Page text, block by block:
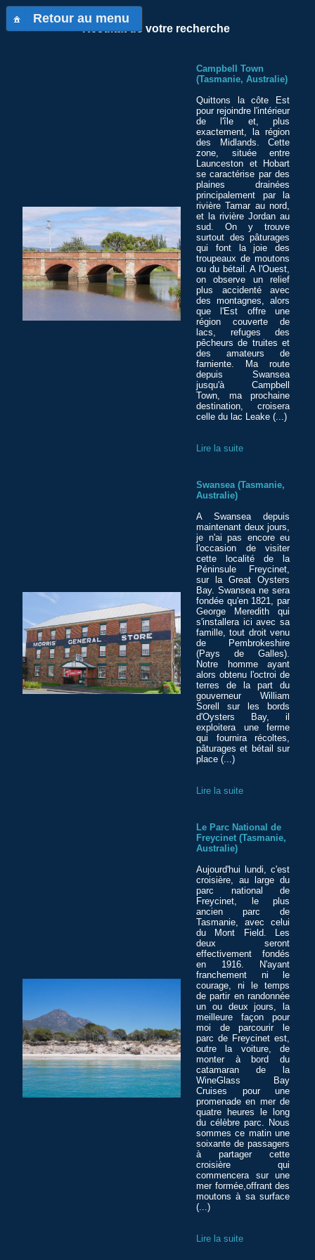
Retour au menu
Résultat de votre recherche
Campbell Town
(Tasmanie, Australie)
Quittons la côte Est
pour rejoindre l'intérieur
de l'île et, plus
exactement, la région
des Midlands. Cette
zone, située entre
Launceston et Hobart
se caractérise par des
plaines drainées
principalement par la
rivière Tamar au nord,
et la rivière Jordan au
sud. On y trouve
surtout des pâturages
qui font la joie des
troupeaux de moutons
ou du bétail. A l'Ouest,
on observe un relief
plus accidenté avec
des montagnes, alors
que l'Est offre une
région couverte de
lacs, refuges des
pêcheurs de truites et
des amateurs de
farniente. Ma route
depuis Swansea
jusqu'à Campbell
Town, ma prochaine
destination, croisera
celle du lac Leake (...)
Lire la suite
Swansea (Tasmanie,
Australie)
A Swansea depuis
maintenant deux jours,
je n'ai pas encore eu
l'occasion de visiter
cette localité de la
Péninsule Freycinet,
sur la Great Oysters
Bay. Swansea ne sera
fondée qu'en 1821, par
George Meredith qui
s'installera ici avec sa
famille, tout droit venu
de Pembrokeshire
(Pays de Galles).
Notre homme ayant
alors obtenu l'octroi de
terres de la part du
gouverneur William
Sorell sur les bords
d'Oysters Bay, il
exploitera une ferme
qui fournira récoltes,
pâturages et bétail sur
place (...)
Lire la suite
Le Parc National de
Freycinet (Tasmanie,
Australie)
Aujourd'hui lundi, c'est
croisière, au large du
parc national de
Freycinet, le plus
ancien parc de
Tasmanie, avec celui
du Mont Field. Les
deux seront
effectivement fondés
en 1916. N'ayant
franchement ni le
courage, ni le temps
de partir en randonnée
un ou deux jours, la
meilleure façon pour
moi de parcourir le
parc de Freycinet est,
outre la voiture, de
monter à bord du
catamaran de la
WineGlass Bay
Cruises pour une
promenade en mer de
quatre heures le long
du célèbre parc. Nous
sommes ce matin une
soixante de passagers
à partager cette
croisière qui
commencera sur une
mer formée,offrant des
moutons à sa surface
(...)
Lire la suite